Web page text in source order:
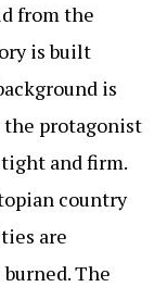
from the
is built
is
protagonist
tight and firm.
country
are
The